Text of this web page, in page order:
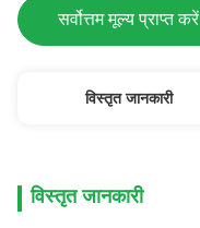
सर्वोत्तम मूल्य प्राप्त करें
विस्तृत जानकारी
विस्तृत जानकारी